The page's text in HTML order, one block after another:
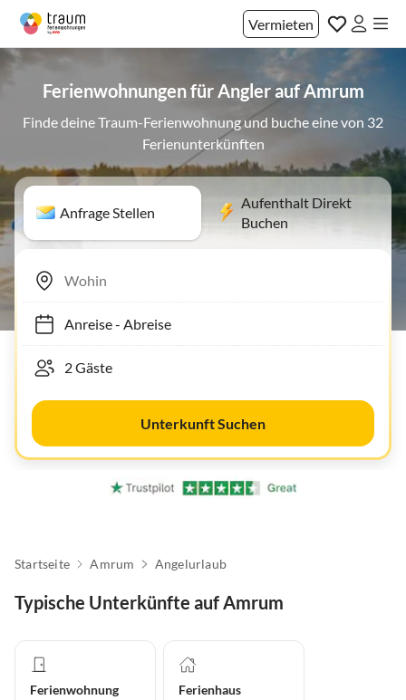
Vermieten
Ferienwohnungen für Angler auf Amrum
Finde deine Traum-Ferienwohnung und buche eine von 32
Ferienunterkünften
Anfrage Stellen
Aufenthalt Direkt
Buchen
Anreise- Abreise
Unterkunft Suchen
Startseite Amrum Angelurlaub
Typische Unterkünfte auf Amrum
Ferienwohnung Ferienhaus